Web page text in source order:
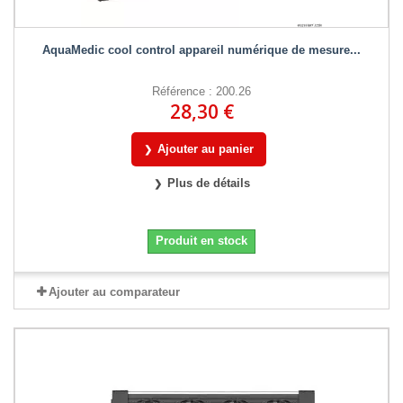
AquaMedic cool control appareil numérique de mesure...
Référence : 200.26
28,30 €
Ajouter au panier
Plus de détails
Produit en stock
Ajouter au comparateur